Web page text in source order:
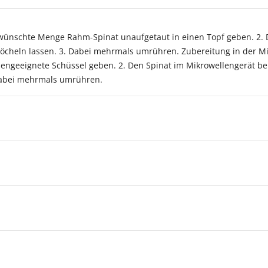
Menge Rahm-Spinat unaufgetaut in einen Topf geben.
lassen. 3. Dabei mehrmals umrühren. Zubereitung in der
Schüssel geben. 2. Den Spinat im Mikrowellengerät
mehrmals umrühren.